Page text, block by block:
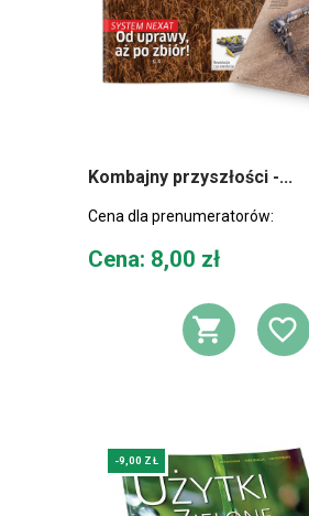
Kombajny przyszłości -...
Cena dla prenumeratorów:
Cena
Cena: 8,00 zł
-9,00 ZŁ